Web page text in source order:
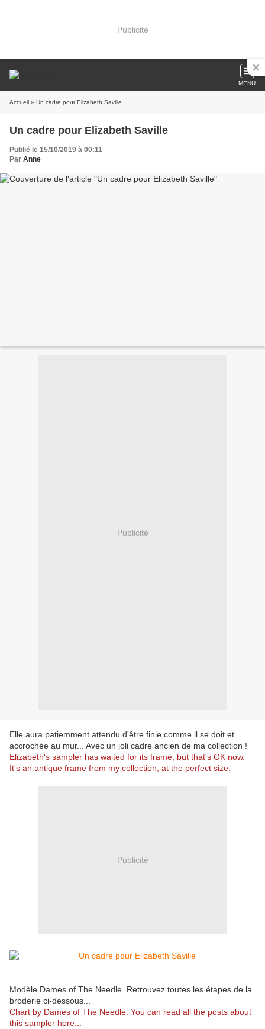
Publicité
MENU
Accueil » Un cadre pour Elizabeth Saville
Un cadre pour Elizabeth Saville
Publié le 15/10/2019 à 00:11
Par Anne
Publicité
Elle aura patiemment attendu d'être finie comme il se doit et
accrochée au mur... Avec un joli cadre ancien de ma collection !
Elizabeth's sampler has waited for its frame, but that's OK now.
It's an antique frame from my collection, at the perfect size.
Publicité
Modèle Dames of The Needle. Retrouvez toutes les étapes de la
broderie ci-dessous...
Chart by Dames of The Needle. You can read all the posts about
this sampler here...